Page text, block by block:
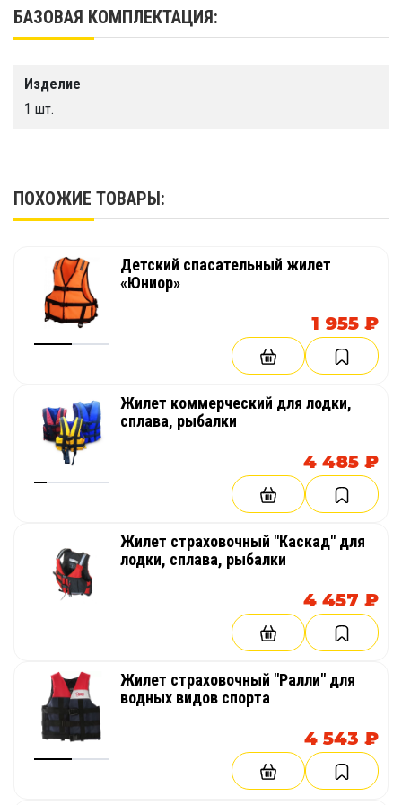
Водный спортивный жилет для занятий
Классифицируется как вспомогательное
плавательное средство 50N
спасательной веревки
стекания воды
Неопреновые лямки
Светоотражающий кант по окружности
жилета
Боковые ручки из неопрена для пассажиров.
Сертификация: ISO 50N
Материал (защита): легкий пеноматериал
ПЭНП.
Материал (жилет): нейлон / оксфорд
Размеры Junior ; S-M ; M-L ; L-XL ; XXL-XXXL.
Компания «TimeTrial» предлагает купить
спасательный жилет «RXP Ultimate» по
доступным ценам. Доставка во все регионы и
Размер Грудь(см)
Рекомендуемый вес по
12402-5: страховочный, с
плавучестью не менее
5,1 кг. (50n)
БАЗОВАЯ КОМПЛЕКТАЦИЯ:
Изделие
1 шт.
ПОХОЖИЕ ТОВАРЫ:
Детский спасательный жилет
«Юниор»
1 955 ₽
Жилет коммерческий для лодки,
сплава, рыбалки
4 485 ₽
Жилет страховочный "Каскад" для
лодки, сплава, рыбалки
4 457 ₽
Жилет страховочный "Ралли" для
водных видов спорта
4 543 ₽